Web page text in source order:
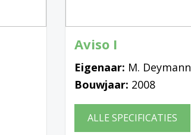
Aviso I
Eigenaar: M. Deymann
Bouwjaar: 2008
ALLE SPECIFICATIES